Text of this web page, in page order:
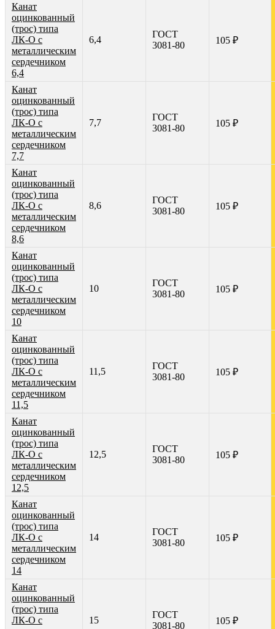
Канат
оцинкованный
(трос) типа
ЛК-О с
металлическим
сердечником
6,4
6,4
ГОСТ
3081-80
105 ₽
Канат
оцинкованный
(трос) типа
ЛК-О с
металлическим
сердечником
7,7
7,7
ГОСТ
3081-80
105 ₽
Канат
оцинкованный
(трос) типа
ЛК-О с
металлическим
сердечником
8,6
8,6
ГОСТ
3081-80
105 ₽
Канат
оцинкованный
(трос) типа
ЛК-О с
металлическим
сердечником
10
10
ГОСТ
3081-80
105 ₽
Канат
оцинкованный
(трос) типа
ЛК-О с
металлическим
сердечником
11,5
11,5
ГОСТ
3081-80
105 ₽
Канат
оцинкованный
(трос) типа
ЛК-О с
металлическим
сердечником
12,5
12,5
ГОСТ
3081-80
105 ₽
Канат
оцинкованный
(трос) типа
ЛК-О с
металлическим
сердечником
14
14
ГОСТ
3081-80
105 ₽
Канат
оцинкованный
(трос) типа
ЛК-О с
15
ГОСТ
3081-80
105 ₽